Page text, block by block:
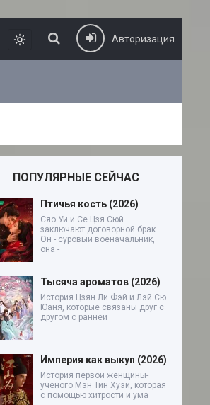
Авторизация
ПОПУЛЯРНЫЕ СЕЙЧАС
Птичья кость (2026)
Сяо Уи и Се Цзя Сюй
заключают договорной брак.
Он - суровый военачальник,
она -
Тысяча ароматов (2026)
История Цзян Ли Фэй и Лэй Сю
Юаня, которые связаны друг с
другом с ранней
Империя как выкуп (2026)
История первой женщины-
ученого Мэн Тин Хуэй, которая
с помощью хитрости и ума